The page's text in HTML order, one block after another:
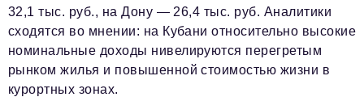
Недвижимость
Мнение
Технологии
32,1 тыс. руб., на Дону — 26,4 тыс. руб. Аналитики
сходятся во мнении: на Кубани относительно высокие
номинальные доходы нивелируются перегретым
рынком жилья и повышенной стоимостью жизни в
курортных зонах.